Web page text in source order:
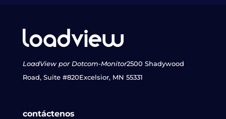
LoadView por Dotcom-Monitor2500 Shadywood
Road, Suite #820Excelsior, MN 55331
contáctenos